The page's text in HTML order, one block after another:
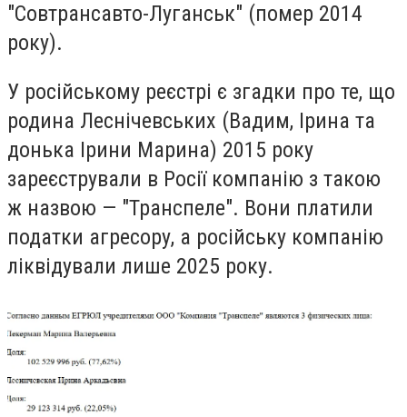
"Совтрансавто-Луганськ" (помер 2014
року).
У російському реєстрі є згадки про те, що
родина Леснічевських (Вадим, Ірина та
донька Ірини Марина) 2015 року
зареєстрували в Росії компанію з такою
ж назвою — "Транспеле". Вони платили
податки агресору, а російську компанію
ліквідували лише 2025 року.